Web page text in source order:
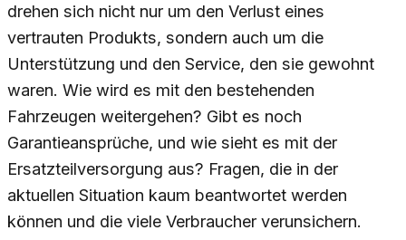
drehen sich nicht nur um den Verlust eines
vertrauten Produkts, sondern auch um die
Unterstützung und den Service, den sie gewohnt
waren. Wie wird es mit den bestehenden
Fahrzeugen weitergehen? Gibt es noch
Garantieansprüche, und wie sieht es mit der
Ersatzteilversorgung aus? Fragen, die in der
aktuellen Situation kaum beantwortet werden
können und die viele Verbraucher verunsichern.